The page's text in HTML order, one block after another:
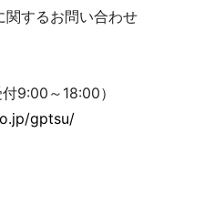
するお問い合わせ
9:00～18:00）
gptsu/